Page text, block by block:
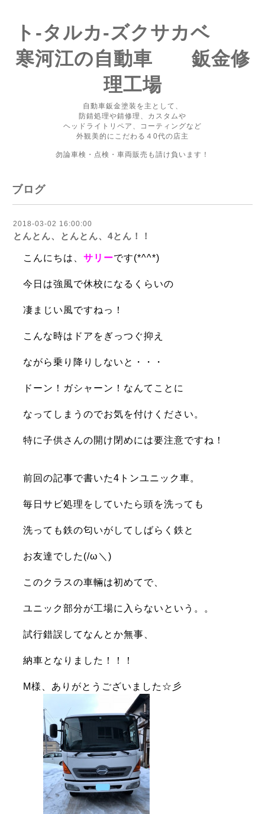
ト-タルカ-ズクサカベ
寒河江の自動車 鈑金修
理工場
自動車鈑金塗装を主として、
防錆処理や錆修理、カスタムや
ヘッドライトリペア、コーティングなど
外観美的にこだわる４0代の店主
勿論車検・点検・車両販売も請け負います！
ブログ
2018-03-02 16:00:00
とんとん、とんとん、4とん！！
こんにちは、 サリーです(*^^*)
今日は強風で休校になるくらいの
凄まじい風ですねっ！
こんな時は ドアをぎっつぐ抑え
ながら乗り降りしないと・・・
ドーン！ガシャーン！なんてことに
なってしまうのでお気を付けください。
特に子供さんの開け閉めには要注意ですね！
前回の記事で書いた4トンユニック車。
毎日サビ処理をしていたら頭を洗って も
洗っても鉄の匂いがして しばらく 鉄と
お友達でした(/ω＼)
このクラスの車輛は初めてで、
ユニック部分が工場に入らないという。。
試行錯誤してなんとか無事、
納車となりました！！！
M様、ありがとうございました☆彡